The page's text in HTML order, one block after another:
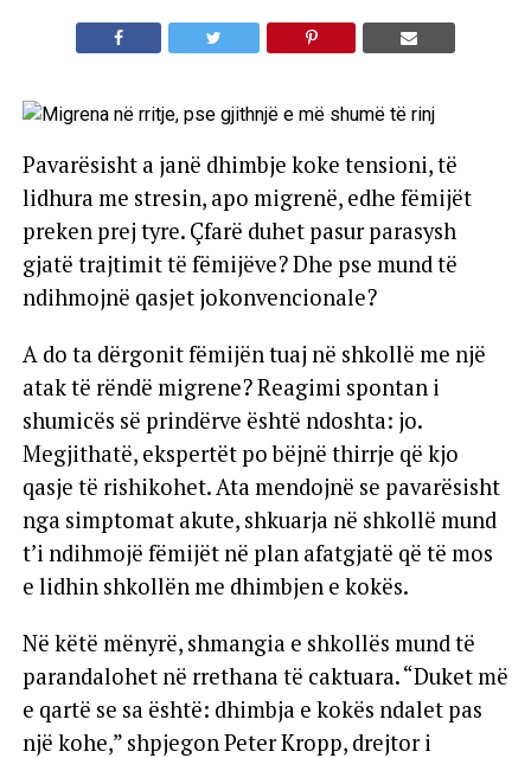
Pavarësisht a janë dhimbje koke tensioni, të
lidhura me stresin, apo migrenë, edhe fëmijët
preken prej tyre. Çfarë duhet pasur parasysh
gjatë trajtimit të fëmijëve? Dhe pse mund të
ndihmojnë qasjet jokonvencionale?
A do ta dërgonit fëmijën tuaj në shkollë me një
atak të rëndë migrene? Reagimi spontan i
shumicës së prindërve është ndoshta: jo.
Megjithatë, ekspertët po bëjnë thirrje që kjo
qasje të rishikohet. Ata mendojnë se pavarësisht
nga simptomat akute, shkuarja në shkollë mund
t’i ndihmojë fëmijët në plan afatgjatë që të mos
e lidhin shkollën me dhimbjen e kokës.
Në këtë mënyrë, shmangia e shkollës mund të
parandalohet në rrethana të caktuara. “Duket më
e qartë se sa është: dhimbja e kokës ndalet pas
një kohe,” shpjegon Peter Kropp, drejtor i